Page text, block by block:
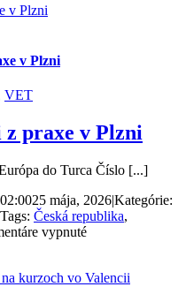
SOŠ
na
Erasmus+
v Plzni
v Plzni
VET
z praxe v Plzni
do Turca Číslo [...]
25 mája, 2026|Kategórie:
Tags: Česká republika,
vypnuténa
skúsenosti
kurzoch vo Valencii